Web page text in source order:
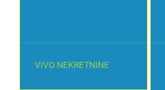
VIVO NEKRETNINE